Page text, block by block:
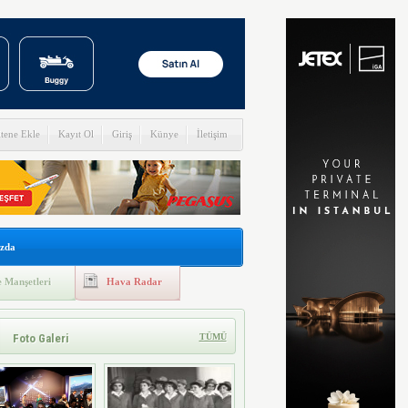
Ekle Kayıt Ol Giriş Künye İletişim
Manşetleri Hava Radar
Foto Galeri TÜMÜ